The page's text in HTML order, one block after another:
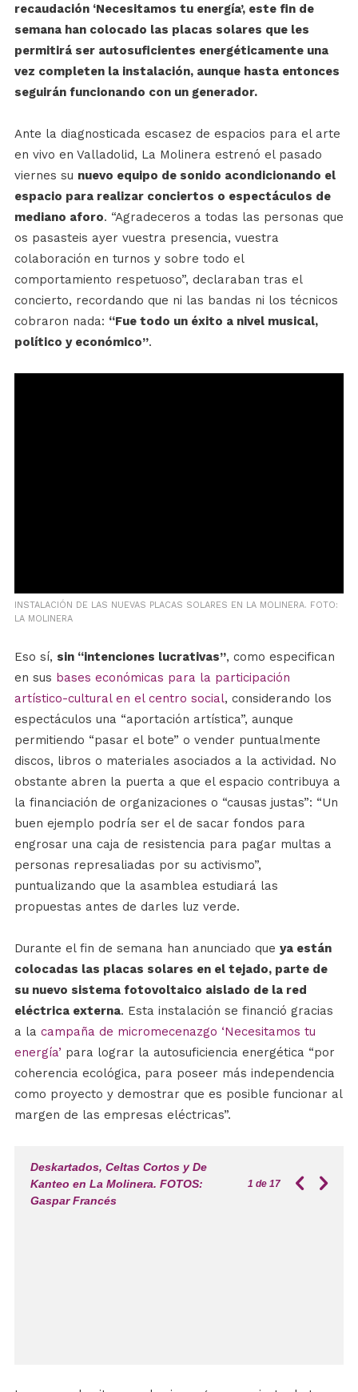
recaudación ‘Necesitamos tu energía’, este fin de
semana han colocado las placas solares que les
permitirá ser autosuficientes energéticamente una
vez completen la instalación, aunque hasta entonces
seguirán funcionando con un generador.
Ante la diagnosticada escasez de espacios para el arte
en vivo en Valladolid, La Molinera estrenó el pasado
viernes su nuevo equipo de sonido acondicionando el
espacio para realizar conciertos o espectáculos de
mediano aforo. “Agradeceros a todas las personas que
os pasasteis ayer vuestra presencia, vuestra
colaboración en turnos y sobre todo el
comportamiento respetuoso”, declaraban tras el
concierto, recordando que ni las bandas ni los técnicos
cobraron nada: “Fue todo un éxito a nivel musical,
político y económico”.
INSTALACIÓN DE LAS NUEVAS PLACAS SOLARES EN LA MOLINERA. FOTO:
LA MOLINERA
Eso sí, sin “intenciones lucrativas”, como especifican
en sus bases económicas para la participación
artístico-cultural en el centro social, considerando los
espectáculos una “aportación artística”, aunque
permitiendo “pasar el bote” o vender puntualmente
discos, libros o materiales asociados a la actividad. No
obstante abren la puerta a que el espacio contribuya a
la financiación de organizaciones o “causas justas”: “Un
buen ejemplo podría ser el de sacar fondos para
engrosar una caja de resistencia para pagar multas a
personas represaliadas por su activismo”,
puntualizando que la asamblea estudiará las
propuestas antes de darles luz verde.
Durante el fin de semana han anunciado que ya están
colocadas las placas solares en el tejado, parte de
su nuevo sistema fotovoltaico aislado de la red
eléctrica externa. Esta instalación se financió gracias
a la campaña de micromecenazgo ‘Necesitamos tu
energía’ para lograr la autosuficiencia energética “por
coherencia ecológica, para poseer más independencia
como proyecto y demostrar que es posible funcionar al
margen de las empresas eléctricas”.
Deskartados, Celtas Cortos y De
Kanteo en La Molinera. FOTOS:
Gaspar Francés
1 de 17